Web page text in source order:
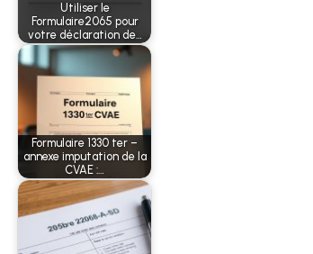
Utiliser le
Formulaire2065 pour
votre déclaration de…
Formulaire 1330 ter –
annexe imputation de la
CVAE :…